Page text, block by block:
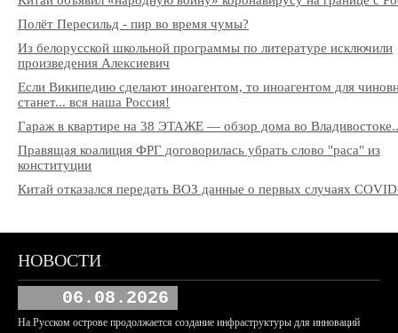
Полёт Пересильд - пир во время чумы?
Из белорусской школьной программы по литературе исключили
произведения Алексиевич
Если Википедию сделают иноагентом, то иноагентом для
станет... вся наша Россия!
Гараж в квартире на 38 ЭТАЖЕ — обзор дома во
Правящая коалиция ФРГ договорилась убрать слово "раса" из
конституции
Китай отказался передать ВОЗ данные о первых случаях
НОВОСТИ
06.08.2026
На Русском острове продолжается создание инфраструктуры для инноваций